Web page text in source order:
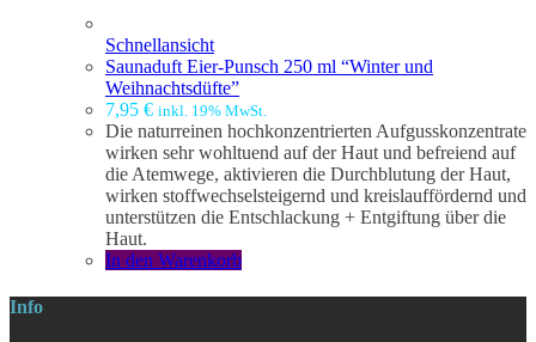
Schnellansicht
Saunaduft Eier-Punsch 250 ml “Winter und
Weihnachtsdüfte”
7,95 € inkl. 19% MwSt.
Die naturreinen hochkonzentrierten Aufgusskonzentrate
wirken sehr wohltuend auf der Haut und befreiend auf
die Atemwege, aktivieren die Durchblutung der Haut,
wirken stoffwechselsteigernd und kreislauffördernd und
unterstützen die Entschlackung + Entgiftung über die
Haut.
In den Warenkorb
Info